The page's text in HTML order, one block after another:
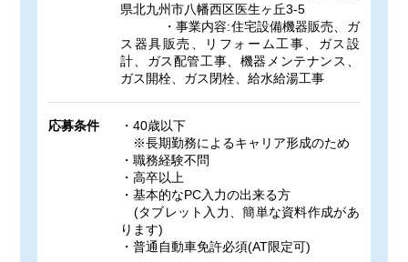
県北九州市八幡西区医生ヶ丘3-5
・事業内容:住宅設備機器販売、ガ
ス器具販売、リフォーム工事、ガス設
計、ガス配管工事、機器メンテナンス、
ガス開栓、ガス閉栓、給水給湯工事
応募条件
・40歳以下
※長期勤務によるキャリア形成のため
・職務経験不問
・高卒以上
・基本的なPC入力の出来る方
(タブレット入力、簡単な資料作成があ
ります)
・普通自動車免許必須(AT限定可)